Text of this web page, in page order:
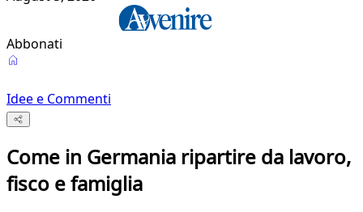
Abbonati
Idee e Commenti
Come in Germania ripartire da lavoro,
fisco e famiglia